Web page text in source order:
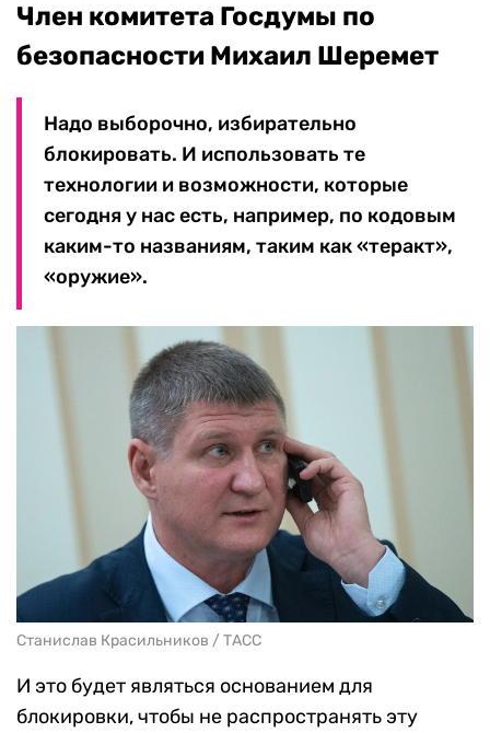
Член комитета Госдумы по
безопасности Михаил Шеремет
Надо выборочно, избирательно
блокировать. И использовать те
технологии и возможности, которые
сегодня у нас есть, например, по кодовым
каким-то названиям, таким как «теракт»,
«оружие».
Станислав Красильников / ТАСС
И это будет являться основанием для
блокировки, чтобы не распространять эту